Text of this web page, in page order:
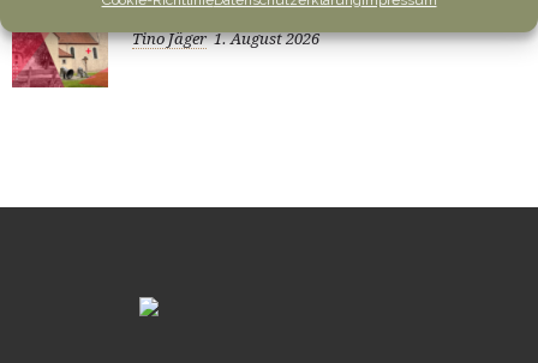
Tino Jäger 1. August 2026